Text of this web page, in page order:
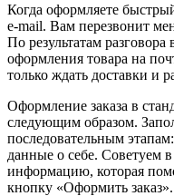
Когда оформляете
e-mail. Вам перезвонит
По результатам
оформления товара на
только ждать доставки и
Оформление заказа в
следующим образом.
последовательным
данные о себе. Советуем
информацию, которая
кнопку «Оформить заказ».